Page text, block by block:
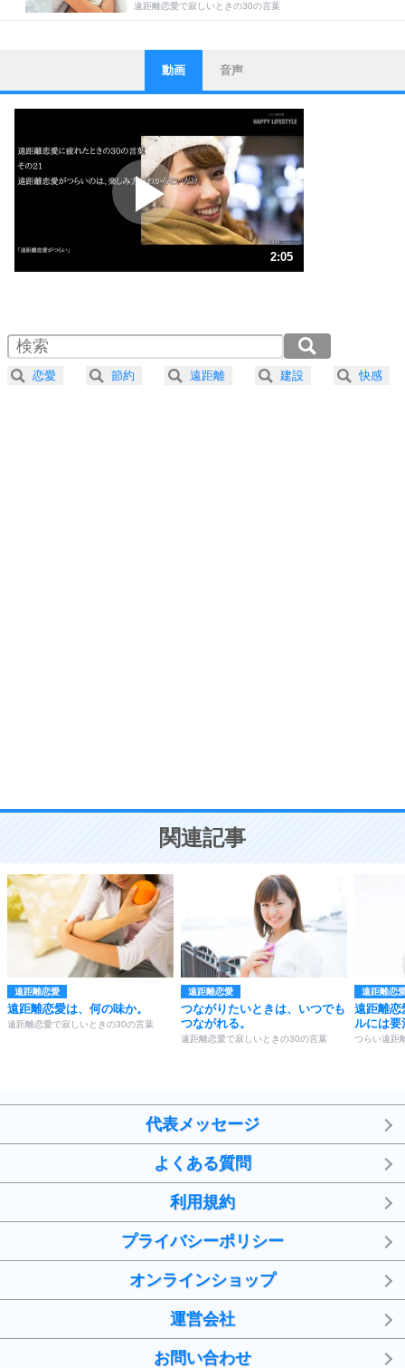
遠距離恋愛で寂しいときの30の言葉
1
ストレス対策
他人と比べない。
いっそのこと、他人を見ない。
いらいらしない人になる30の方法
プラス思考
ポジティブになれない原因は、行動しないから。
ポジティブ思考になる30の方法
ストレス対策
人生、なんとかなるもの。
気楽に生きる30の方法
4 器の大きい人は、怒りを優しさで表現する。
プラス思考
ことが大切。
動画 音声
2:05
2.0倍速 （246KB 1分2秒）
2.5倍速 （197KB 50秒）
3.0倍速 （164KB 41秒）
恋愛 節約 遠距離 建設 快感
関連記事
遠距離恋愛
遠距離恋愛は、何の味か。
遠距離恋愛で寂しいときの30の言葉
遠距離恋愛
つながりたいときは、いつでも
つながれる。
遠距離恋愛で寂しいときの30の言葉
遠距離恋
遠距離恋
ルには要
つらい遠距
代表メッセージ
よくある質問
利用規約
プライバシーポリシー
オンラインショップ
運営会社
お問い合わせ